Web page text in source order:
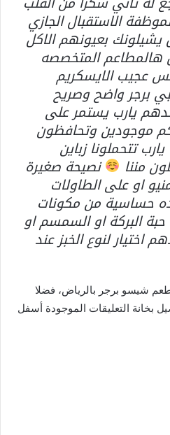
الاستقبال الجازي
بعيونهم الاكل
هالمطاعم المتخصصه
عجيب الايسكريم
برجر واضح وصريح
يارب يستمر على
موجودين وتحافظون
تتحملونا زباين
مننا نصيحة صغيرة
او على الطاولات
حساسية من مكونات
البركة او السمسم او
اختيار لنوع الخبز عند
شيسو برجر بالرياض، فضلا
بخانة التعليقات الموجودة أسفل